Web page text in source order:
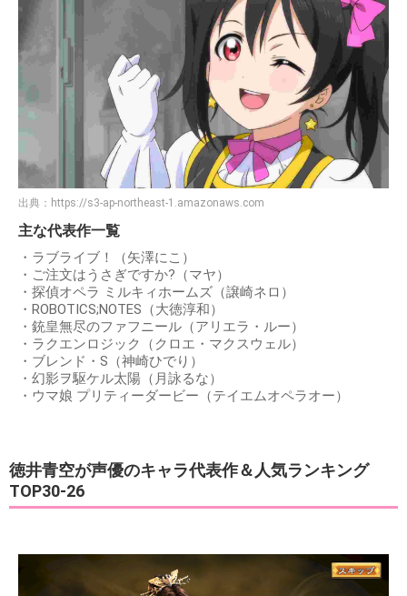
出典： https://s3-ap-northeast-1.amazonaws.com
主な代表作一覧
・ラブライブ！（矢澤にこ）
・ご注文はうさぎですか?（マヤ）
・探偵オペラ ミルキィホームズ（譲崎ネロ）
・ROBOTICS;NOTES（大徳淳和）
・銃皇無尽のファフニール（アリエラ・ルー）
・ラクエンロジック（クロエ・マクスウェル）
・ブレンド・S（神崎ひでり）
・幻影ヲ駆ケル太陽（月詠るな）
・ウマ娘 プリティーダービー（テイエムオペラオー）
徳井青空が声優のキャラ代表作＆人気ランキング
TOP30-26